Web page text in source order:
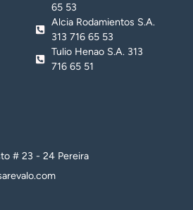
65 53
Alcia Rodamientos S.A.
313 716 65 53
Tulio Henao S.A. 313
716 65 51
# 23 - 24 Pereira